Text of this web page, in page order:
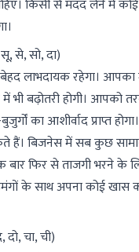
किसी से मदद लेने में कोई
से, सो, दा)
लाभदायक रहेगा। आपका
भी बढ़ोतरी होगी। आपको
का आशीर्वाद प्राप्त
हैं। बिजनेस में सब कुछ
बार फिर से ताजगी भरने के
के साथ अपना कोई
चा, ची)